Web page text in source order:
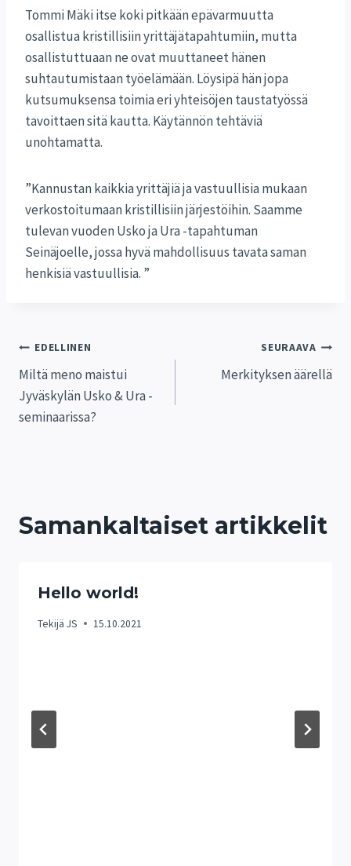
Tommi Mäki itse koki pitkään epävarmuutta
osallistua kristillisiin yrittäjätapahtumiin, mutta
osallistuttuaan ne ovat muuttaneet hänen
suhtautumistaan työelämään. Löysipä hän jopa
kutsumuksensa toimia eri yhteisöjen taustatyössä
tavoittaen sitä kautta. Käytännön tehtäviä
unohtamatta.
”Kannustan kaikkia yrittäjiä ja vastuullisia mukaan
verkostoitumaan kristillisiin järjestöihin. Saamme
tulevan vuoden Usko ja Ura -tapahtuman
Seinäjoelle, jossa hyvä mahdollisuus tavata saman
henkisiä vastuullisia. ”
Artikkelien
selaus
EDELLINEN
Miltä meno maistui
Jyväskylän Usko & Ura -
seminaarissa?
SEURAAVA
Merkityksen äärellä
Samankaltaiset artikkelit
Hello world!
Tekijä JS 15.10.2021